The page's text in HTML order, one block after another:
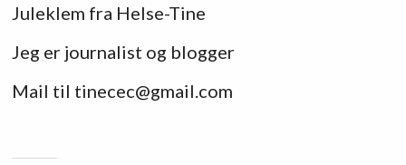
Juleklem fra Helse-Tine
Jeg er journalist og blogger
Mail til tinecec@gmail.com